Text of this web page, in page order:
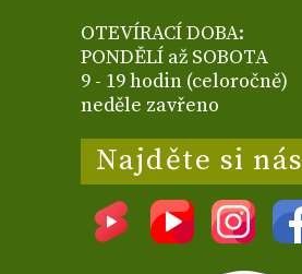
OTEVÍRACÍ DOBA:
PONDĚLÍ až SOBOTA
9 - 19 hodin (celoročně)
neděle zavřeno
Najděte si nás